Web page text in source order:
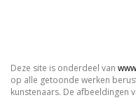
Deze site is onderdeel van
op alle getoonde werken
kunstenaars. De afbeeldingen